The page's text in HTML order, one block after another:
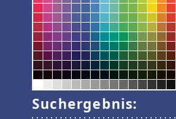
Suchergebnis: